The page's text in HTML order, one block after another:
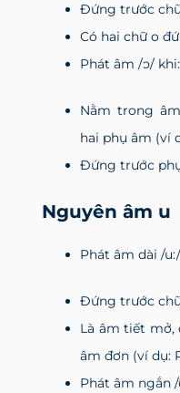
Đứng trước
Có hai chữ o
Phát âm /ɔ/ khi:
Nằm trong
hai phụ âm (ví
Đứng trước
Nguyên âm u
Phát âm dài /
Đứng trước
Là âm tiết
âm đơn (ví dụ:
Phát âm ngắn